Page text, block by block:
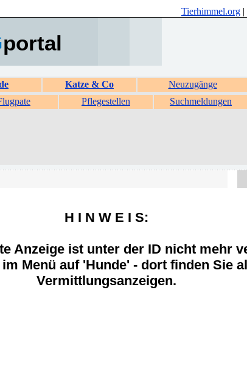
Tierhimmel.org |
portal
Katze & Co Neuzugänge
Pflegestellen Suchmeldungen
H I N W E I S:
Anzeige ist unter der ID nicht mehr
Menü auf 'Hunde' - dort finden Sie
Vermittlungsanzeigen.